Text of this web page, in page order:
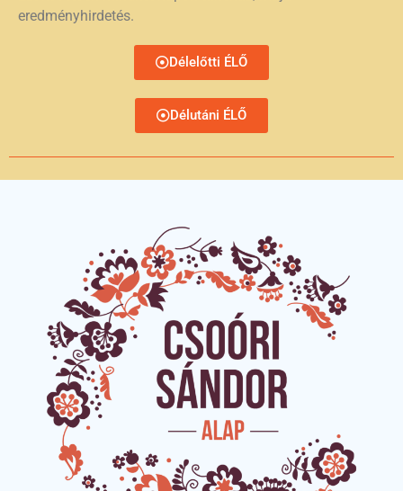
eredményhirdetés.
Délelőtti ÉLŐ
Délutáni ÉLŐ